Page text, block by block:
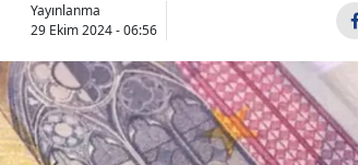
Yayınlanma
29 Ekim 2024 - 06:56